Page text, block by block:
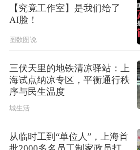
航行警告！南海部分
上海转移人数至17时
陕西柞水泥石流已致
人失联
范！
【究竟工作室】是我们给了
AI脸！
图数图说
三伏天里的地铁清凉驿站：上
海试点纳凉专区，平衡通行秩
序与民生温度
城生活
从临时工到“单位人”，上海首